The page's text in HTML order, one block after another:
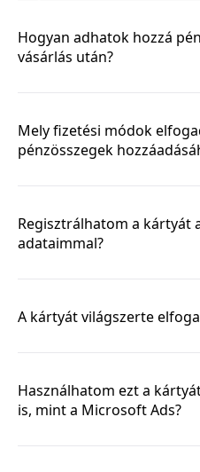
Hogyan adhatok hozzá
vásárlás után?
Mely fizetési módok
pénzösszegek
Regisztrálhatom a kártyát
adataimmal?
A kártyát világszerte
Használhatom ezt a
is, mint a Microsoft Ads?